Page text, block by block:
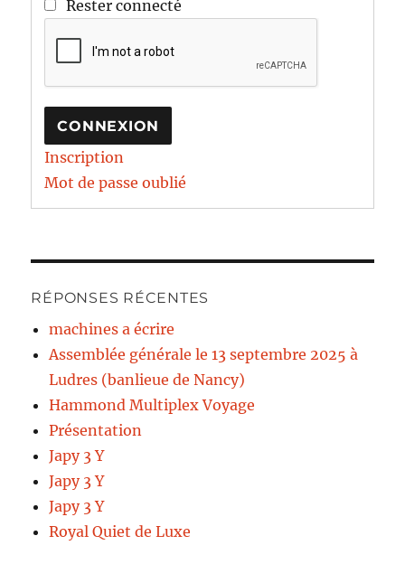
Rester connecté
CONNEXION
Inscription
Mot de passe oublié
RÉPONSES RÉCENTES
machines a écrire
Assemblée générale le 13 septembre 2025 à
Ludres (banlieue de Nancy)
Hammond Multiplex Voyage
Présentation
Japy 3 Y
Japy 3 Y
Japy 3 Y
Royal Quiet de Luxe